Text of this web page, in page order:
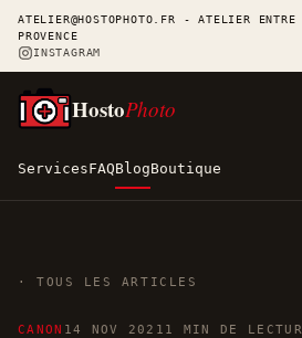
ATELIER@HOSTOPHOTO.FR - ATELIER
PROVENCE
INSTAGRAM
ServicesFAQBlogBoutique
HostoPhoto
· TOUS LES ARTICLES
CANON 14 NOV 2021 1 MIN DE